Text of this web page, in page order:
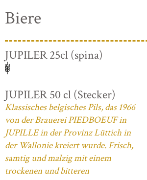
Biere
JUPILER 25cl (spina)
JUPILER 50 cl (Stecker)
Klassisches belgisches Pils, das 1966
von der Brauerei PIEDBOEUF in
JUPILLE in der Provinz Lüttich in
der Wallonie kreiert wurde. Frisch,
samtig und malzig mit einem
trockenen und bitteren